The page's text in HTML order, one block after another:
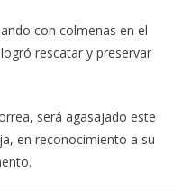
con colmenas en el
rescatar y preservar
será agasajado este
en reconocimiento a su